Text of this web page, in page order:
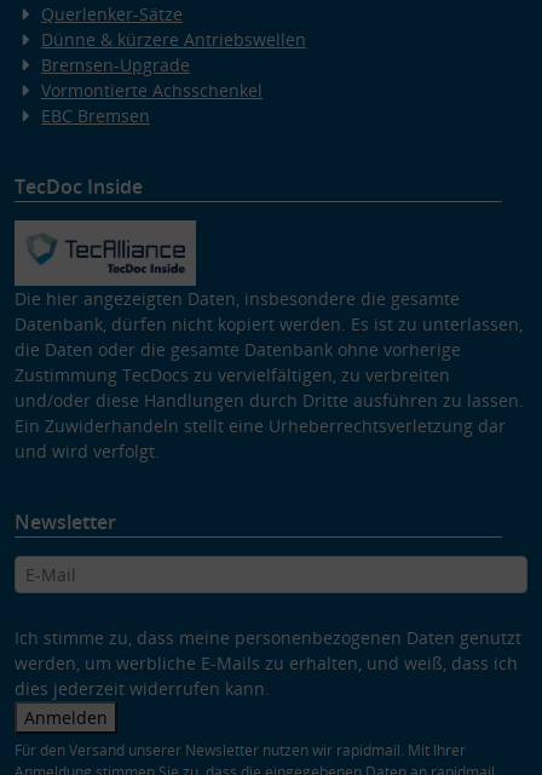
Querlenker-Sätze
Dünne & kürzere Antriebswellen
Bremsen-Upgrade
Vormontierte Achsschenkel
EBC Bremsen
TecDoc Inside
Die hier angezeigten Daten, insbesondere die gesamte
Datenbank, dürfen nicht kopiert werden. Es ist zu unterlassen,
die Daten oder die gesamte Datenbank ohne vorherige
Zustimmung TecDocs zu vervielfältigen, zu verbreiten
und/oder diese Handlungen durch Dritte ausführen zu lassen.
Ein Zuwiderhandeln stellt eine Urheberrechtsverletzung dar
und wird verfolgt.
Newsletter
Ich stimme zu, dass meine personenbezogenen Daten genutzt
werden, um werbliche E-Mails zu erhalten, und weiß, dass ich
dies jederzeit widerrufen kann.
Anmelden
Für den Versand unserer Newsletter nutzen wir rapidmail. Mit Ihrer